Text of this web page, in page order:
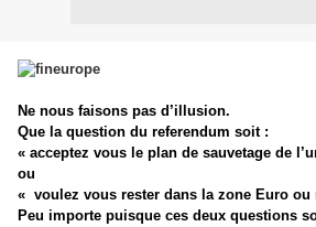
Ne nous faisons pas d’illusion.
Que la question du referendum soit :
« acceptez vous le plan de sauvetage de
ou
« voulez vous rester dans la zone Euro ou
Peu importe puisque ces deux questions